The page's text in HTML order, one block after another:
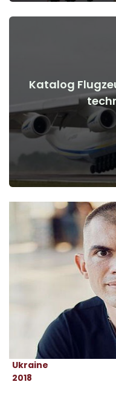
Katalog
Flugzeuge, Autos,
Ukraine
2018